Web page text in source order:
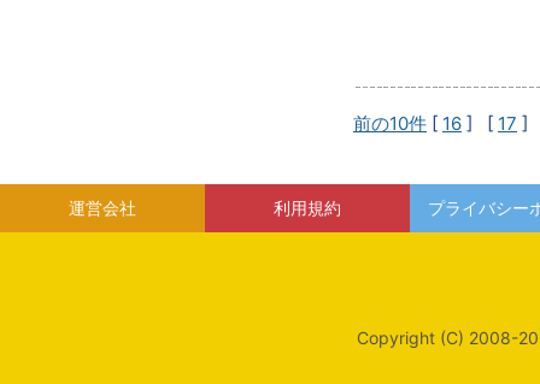
前の10件 [ 16 ] [ 17 ]
運営会社 利用規約 プライバシー
Copyright (C) 2008-